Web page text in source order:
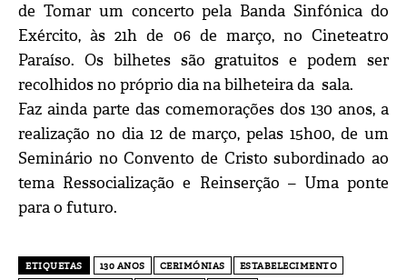
de Tomar um concerto pela Banda Sinfónica do
Exército, às 21h de 06 de março, no Cineteatro
Paraíso. Os bilhetes são gratuitos e podem ser
recolhidos no próprio dia na bilheteira da sala.
Faz ainda parte das comemorações dos 130 anos, a
realização no dia 12 de março, pelas 15h00, de um
Seminário no Convento de Cristo subordinado ao
tema Ressocialização e Reinserção – Uma ponte
para o futuro.
ETIQUETAS 130 ANOS CERIMÓNIAS
ESTABELECIMENTO